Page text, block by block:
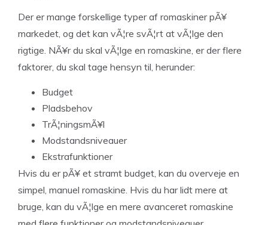
Der er mange forskellige typer af romaskiner pÃ¥
markedet, og det kan vÃ¦re svÃ¦rt at vÃ¦lge den
rigtige. NÃ¥r du skal vÃ¦lge en romaskine, er der flere
faktorer, du skal tage hensyn til, herunder:
Budget
Pladsbehov
TrÃ¦ningsmÃ¥l
Modstandsniveauer
Ekstrafunktioner
Hvis du er pÃ¥ et stramt budget, kan du overveje en
simpel, manuel romaskine. Hvis du har lidt mere at
bruge, kan du vÃ¦lge en mere avanceret romaskine